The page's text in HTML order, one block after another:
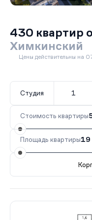
430 квартир
Химкинский
Цены действительны на
Студия 1
Стоимость квартиры
Площадь квартиры19